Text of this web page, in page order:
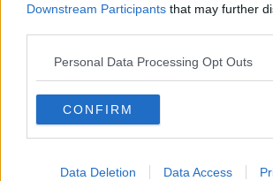
Downstream Participants that may further
Personal Data Processing Opt Outs
CONFIRM
Data Deletion Data Access